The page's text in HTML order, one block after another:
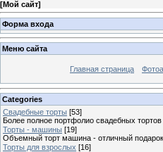
[Мой сайт]
Форма входа
Меню сайта
Главная страница
Categories
Свадебные торты [53]
Более полное портфолио свадебных
Торты - машины [19]
Объемный торт машина - отличный
Торты для взрослых [16]